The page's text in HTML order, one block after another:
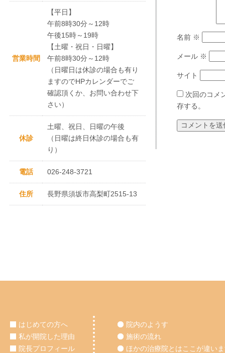
名前 ※
メール ※
サイト
次回のコメ
存する。
営業時間
【平日】
午前8時30分～12時
午後15時～19時
【土曜・祝日・日曜】
午前8時30分～12時
（日曜日は休診の場合も有り
ますのでHPカレンダーでご
確認頂くか、お問い合わせ下
さい）
休診
土曜、祝日、日曜の午後
（日曜は終日休診の場合も有
り）
電話 026-248-3721
住所 長野県須坂市高梨町2515-13
はじめての方へ
私が開院した理由
院長プロフィール
院内のようす
施術の流れ
ほかの治療院とはここが違い